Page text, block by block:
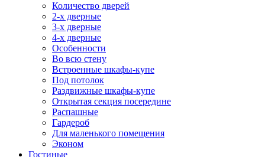
Количество дверей
2-х дверные
3-х дверные
4-х дверные
Особенности
Во всю стену
Встроенные шкафы-купе
Под потолок
Раздвижные шкафы-купе
Открытая секция посередине
Распашные
Гардероб
Для маленького помещения
Эконом
Гостиные